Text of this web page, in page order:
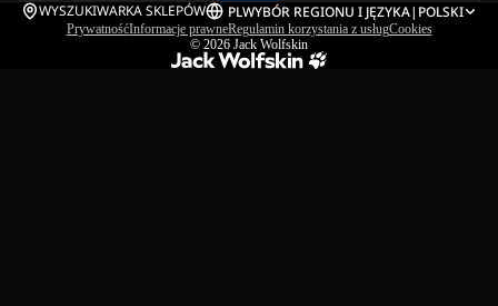
WYSZUKIWARKA SKLEPÓW PLWYBÓR REGIONU I JĘZYKA| POLSKI
PrywatnośćInformacje prawneRegulamin korzystania z usługCookies
© 2026 Jack Wolfskin